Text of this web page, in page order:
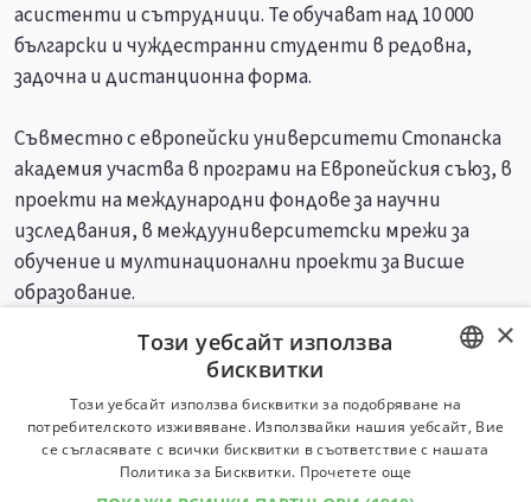
асистенти и сътрудници. Те обучават над 10 000
български и чуждестранни студенти в редовна,
задочна и дистанционна форма.
Съвместно с европейски университети Стопанска
академия участва в програми на Европейския съюз, в
проекти на международни фондове за научни
изследвания, в междууниверситетски мрежи за
обучение и мултинационални проекти за Висше
образование.
Специалности Професии
BULGARIAN
ENGLISH
×
Този уебсайт използва
бисквитки
Този уебсайт използва бисквитки за подобряване на
потребителското изживяване. Използвайки нашия уебсайт, Вие
се съгласявате с всички бисквитки в съответствие с нашата
Политика за Бисквитки. Прочетете още